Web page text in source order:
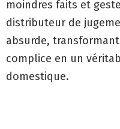
moindres faits et
distributeur de
absurde,
complice en un
domestique.